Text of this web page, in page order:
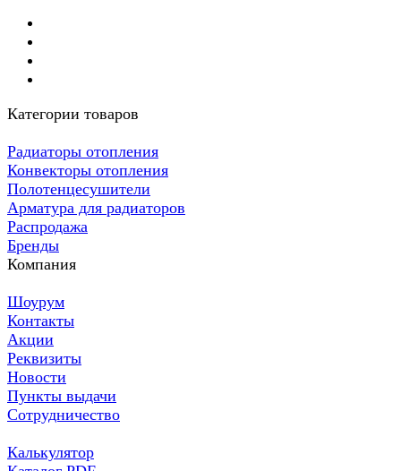
Категории товаров
Радиаторы отопления
Конвекторы отопления
Полотенцесушители
Арматура для радиаторов
Распродажа
Бренды
Компания
Шоурум
Контакты
Акции
Реквизиты
Новости
Пункты выдачи
Сотрудничество
Калькулятор